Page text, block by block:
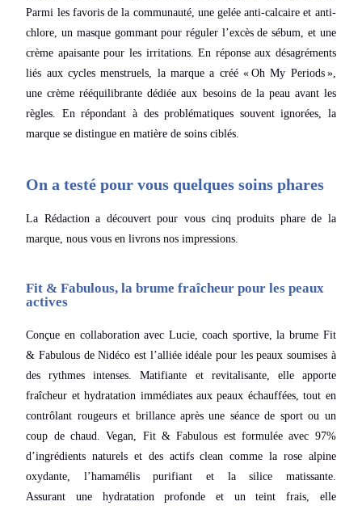
Parmi les favoris de la communauté, une gelée anti-calcaire et anti-
chlore, un masque gommant pour réguler l’excès de sébum, et une
crème apaisante pour les irritations. En réponse aux désagréments
liés aux cycles menstruels, la marque a créé « Oh My Periods »,
une crème rééquilibrante dédiée aux besoins de la peau avant les
règles. En répondant à des problématiques souvent ignorées, la
marque se distingue en matière de soins ciblés.
On a testé pour vous quelques soins phares
La Rédaction a découvert pour vous cinq produits phare de la
marque, nous vous en livrons nos impressions.
Fit & Fabulous, la brume fraîcheur pour les peaux
actives
Conçue en collaboration avec Lucie, coach sportive, la brume Fit
& Fabulous de Nidéco est l’alliée idéale pour les peaux soumises à
des rythmes intenses. Matifiante et revitalisante, elle apporte
fraîcheur et hydratation immédiates aux peaux échauffées, tout en
contrôlant rougeurs et brillance après une séance de sport ou un
coup de chaud.Vegan, Fit & Fabulous est formulée avec 97%
d’ingrédients naturels et des actifs clean comme la rose alpine
oxydante, l’hamamélis purifiant et la silice matissante.
Assurant une hydratation profonde et un teint frais, elle